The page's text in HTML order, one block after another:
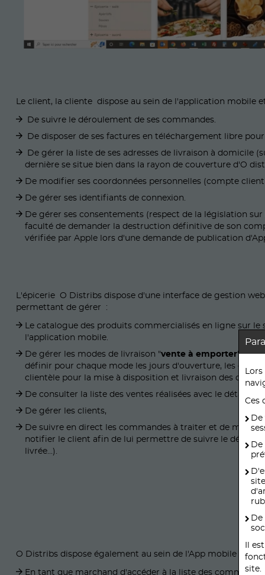
Le client, la cliente dispose au sein de l'application mobile
De suivre le déroulement de ses commandes.
De disposer de ses factures en téléchargement libre
De gérer la liste de ses adresses de livraison à domicile
dernière se situe bien dans la rayon de couverture d'O
De modifier ses coordonnées personnelles (compte
De gérer ses identifiants de connexion.
De gérer ses consentements (respect de la législation
faculté de demander la destruction définitive de son
vérifiée par Apple lors d'une demande de publication
L'épicerie O Distribs dispose d'une interface de gestion
permettant de gérer :
Le catalogue des produits commercialisés en ligne sur
l'application mobile.
De gérer les modes de livraison "vente à emporter" et "
définir pour chaque mode les jours d'ouverture, les
clientèle pour la mise à disposition et livraison des
De consulter la liste des ventes réalisées avec le détail de
De gérer les clients,
De suivre en direct les commandes à traiter et de
notifier le client afin de lui permettre de suivre le
livrée...).
O Distribs dispose également au sein de l'App mobile
En tant que marchand d'accéder à la liste des
Ces
Il
site.